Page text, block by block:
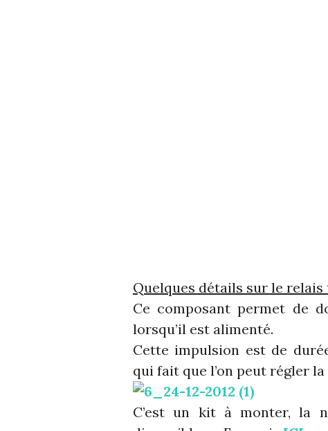
Quelques détails sur le relais
Ce composant permet de
lorsqu’il est alimenté.
Cette impulsion est de
qui fait que l’on peut régler
C’est un kit à monter, la